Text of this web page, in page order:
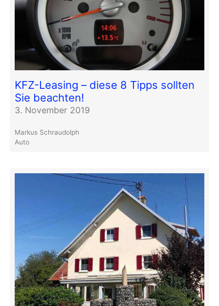
KFZ-Leasing – diese 8 Tipps sollten
Sie beachten!
3. November 2019
Markus Schraudolph
Auto